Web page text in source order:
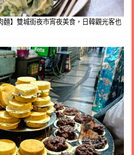
麵】雙城街夜市宵夜美食，日韓觀光客也